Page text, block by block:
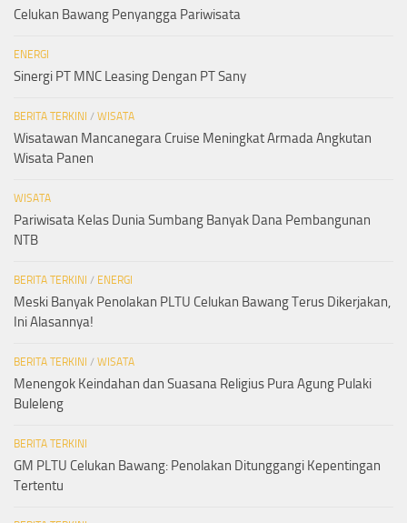
Celukan Bawang Penyangga Pariwisata
ENERGI
Sinergi PT MNC Leasing Dengan PT Sany
BERITA TERKINI / WISATA
Wisatawan Mancanegara Cruise Meningkat Armada Angkutan
Wisata Panen
WISATA
Pariwisata Kelas Dunia Sumbang Banyak Dana Pembangunan
NTB
BERITA TERKINI / ENERGI
Meski Banyak Penolakan PLTU Celukan Bawang Terus Dikerjakan,
Ini Alasannya!
BERITA TERKINI / WISATA
Menengok Keindahan dan Suasana Religius Pura Agung Pulaki
Buleleng
BERITA TERKINI
GM PLTU Celukan Bawang: Penolakan Ditunggangi Kepentingan
Tertentu